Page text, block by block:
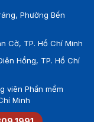
Phường Bến
Cờ, TP. Hồ Chí Minh
Hồng, TP. Hồ Chí
viên Phần mềm
Minh